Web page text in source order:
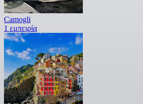
Camogli
1 εμπειρία